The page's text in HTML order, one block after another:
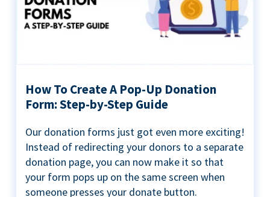
How To Create A Pop-Up Donation
Form: Step-by-Step Guide
Our donation forms just got even more exciting!
Instead of redirecting your donors to a separate
donation page, you can now make it so that
your form pops up on the same screen when
someone presses your donate button.